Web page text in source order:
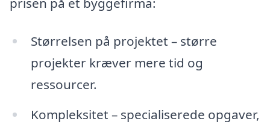
Størrelsen på projektet – større
projekter kræver mere tid og
ressourcer.
Kompleksitet – specialiserede opgaver,